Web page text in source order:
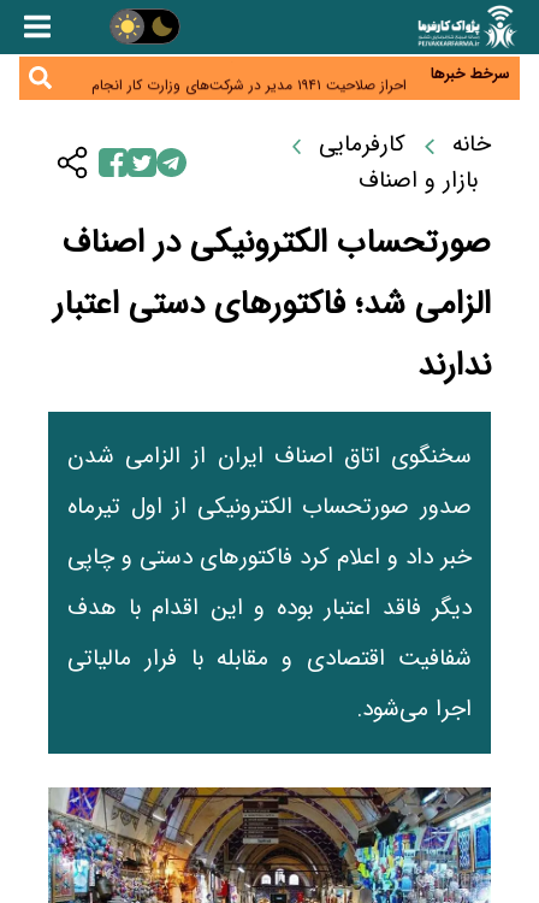
سرخط خبرها
هشدار درباره کاهش عرضه مسکن اجاره‌ای؛ دولت
رسانه تخصصی باید مطالبه‌گری، دقت و استقلال را
احراز صلاحیت ۱۹۴۱ مدیر در شرکت‌های وزارت کار انجام
نشده است؛ شایسته‌سالاری زیر فشار؟
به چه قیمتی؟
موبایل گران می‌شود؟ هزینه واردات ۱۰ برابر شد، ثبت
سفارش همچنان متوقف است
خانه
کارفرمایی
بازار و اصناف
صورتحساب الکترونیکی در اصناف
الزامی شد؛ فاکتورهای دستی اعتبار
ندارند
سخنگوی اتاق اصناف ایران از الزامی شدن
صدور صورتحساب الکترونیکی از اول تیرماه
خبر داد و اعلام کرد فاکتورهای دستی و چاپی
دیگر فاقد اعتبار بوده و این اقدام با هدف
شفافیت اقتصادی و مقابله با فرار مالیاتی
اجرا می‌شود.